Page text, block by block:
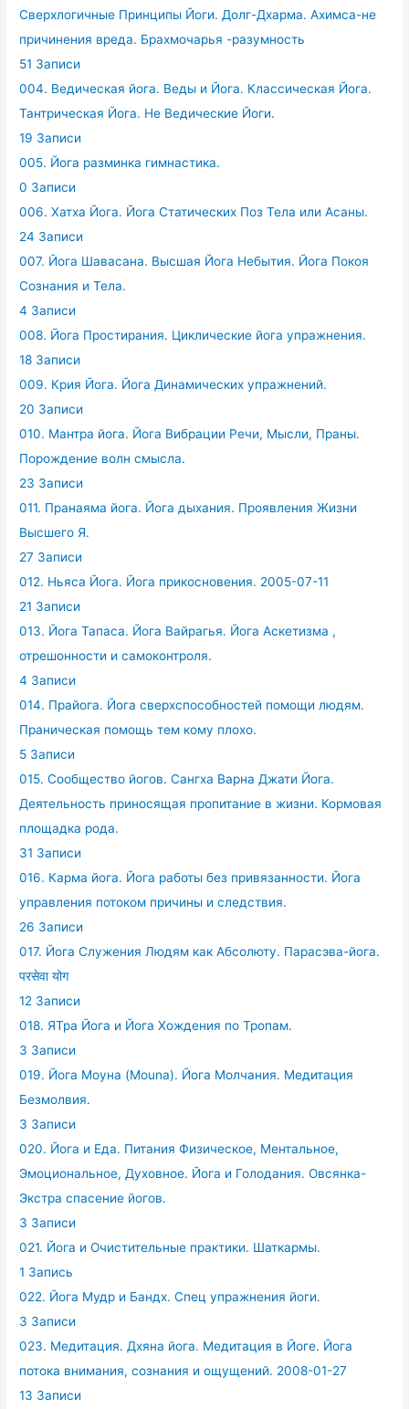
Сверхлогичные Принципы Йоги. Долг-Дхарма. Ахимса-не
причинения вреда. Брахмочарья -разумность
51 Записи
004. Ведическая йога. Веды и Йога. Классическая Йога.
Тантрическая Йога. Не Ведические Йоги.
19 Записи
005. Йога разминка гимнастика.
0 Записи
006. Хатха Йога. Йога Статических Поз Тела или Асаны.
24 Записи
007. Йога Шавасана. Высшая Йога Небытия. Йога Покоя
Сознания и Тела.
4 Записи
008. Йога Простирания. Циклические йога упражнения.
18 Записи
009. Крия Йога. Йога Динамических упражнений.
20 Записи
010. Мантра йога. Йога Вибрации Речи, Мысли, Праны.
Порождение волн смысла.
23 Записи
011. Пранаяма йога. Йога дыхания. Проявления Жизни
Высшего Я.
27 Записи
012. Ньяса Йога. Йога прикосновения. 2005-07-11
21 Записи
013. Йога Тапаса. Йога Вайрагья. Йога Аскетизма ,
отрешонности и самоконтроля.
4 Записи
014. Прайога. Йога сверхспособностей помощи людям.
Праническая помощь тем кому плохо.
5 Записи
015. Сообщество йогов. Сангха Варна Джати Йога.
Деятельность приносящая пропитание в жизни. Кормовая
площадка рода.
31 Записи
016. Карма йога. Йога работы без привязанности. Йога
управления потоком причины и следствия.
26 Записи
017. Йога Служения Людям как Абсолюту. Парасэва-йога.
परसेवा योग
12 Записи
018. ЯТра Йога и Йога Хождения по Тропам.
3 Записи
019. Йога Моуна (Mouna). Йога Молчания. Медитация
Безмолвия.
3 Записи
020. Йога и Еда. Питания Физическое, Ментальное,
Эмоциональное, Духовное. Йога и Голодания. Овсянка-
Экстра спасение йогов.
3 Записи
021. Йога и Очистительные практики. Шаткармы.
1 Запись
022. Йога Мудр и Бандх. Спец упражнения йоги.
3 Записи
023. Медитация. Дхяна йога. Медитация в Йоге. Йога
потока внимания, сознания и ощущений. 2008-01-27
13 Записи